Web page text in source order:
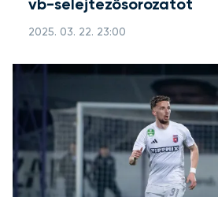
vb-selejtezősorozatot
2025. 03. 22. 23:00